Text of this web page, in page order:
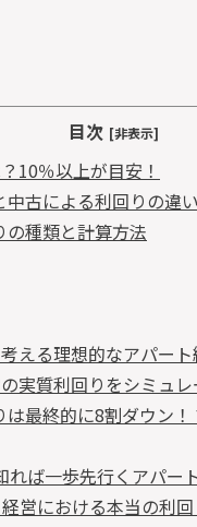
目次 [非表示]
10％以上が目安！
古による利回りの違い
種類と計算方法
える理想的なアパー
実質利回りをシミュ
最終的に8割ダウン！
れば一歩先行くアパー
営における本当の利回